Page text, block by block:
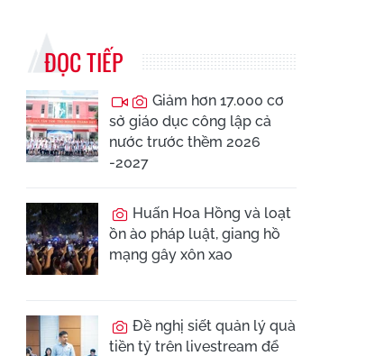
ĐỌC TIẾP
Giảm hơn 17.000 cơ
sở giáo dục công lập cả
nước trước thềm 2026
-2027
Huấn Hoa Hồng và loạt
ồn ào pháp luật, giang hồ
mạng gây xôn xao
Đề nghị siết quản lý quà
tiền tỷ trên livestream để